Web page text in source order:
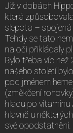
Již v dobách
která
slepota – spojená
Tehdy se tato
na oči přikládaly
Bylo třeba víc
našeho století
pod jménem
(změkčení
hladu po vitaminu
hlavně u
své opodstatnění.